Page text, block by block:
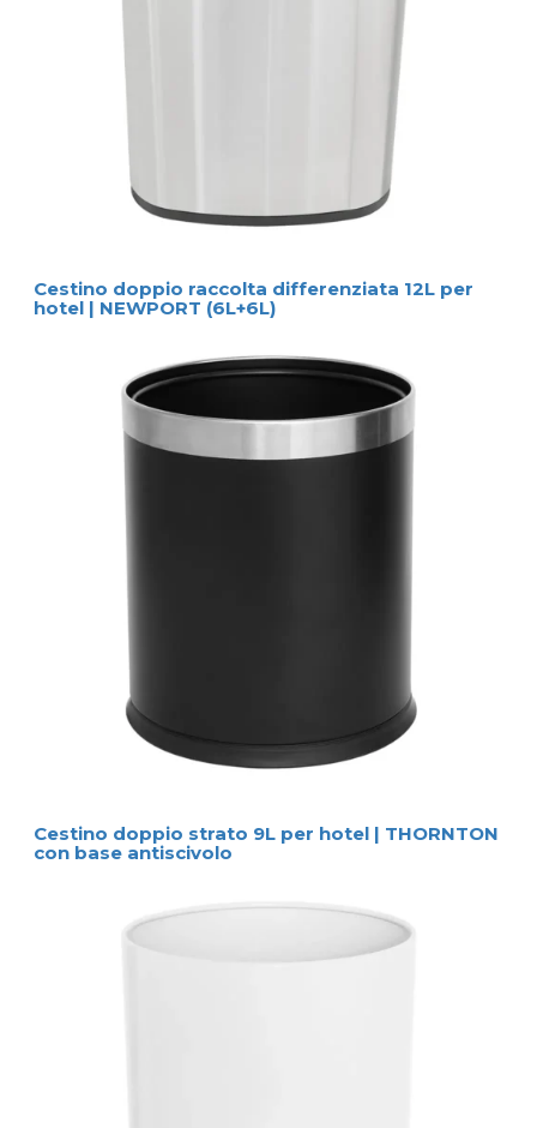
Cestino doppio raccolta differenziata 12L per
hotel | NEWPORT (6L+6L)
Cestino doppio strato 9L per hotel | THORNTON
con base antiscivolo